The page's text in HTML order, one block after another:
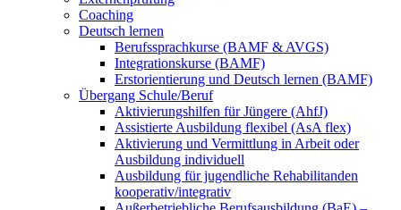
Coaching
Deutsch lernen
Berufssprachkurse (BAMF & AVGS)
Integrationskurse (BAMF)
Erstorientierung und Deutsch lernen (BAMF)
Übergang Schule/Beruf
Aktivierungshilfen für Jüngere (AhfJ)
Assistierte Ausbildung flexibel (AsA flex)
Aktivierung und Vermittlung in Arbeit oder
Ausbildung individuell
Ausbildung für jugendliche Rehabilitanden
kooperativ/integrativ